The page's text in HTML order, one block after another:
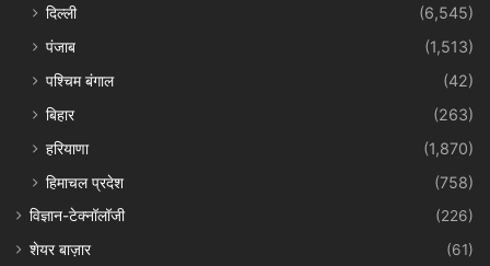
दिल्ली
(6,545)
पंजाब
(1,513)
पश्चिम बंगाल
(42)
बिहार
(263)
हरियाणा
(1,870)
हिमाचल प्रदेश
(758)
विज्ञान-टेक्नॉलॉजी
(226)
शेयर बाज़ार
(61)